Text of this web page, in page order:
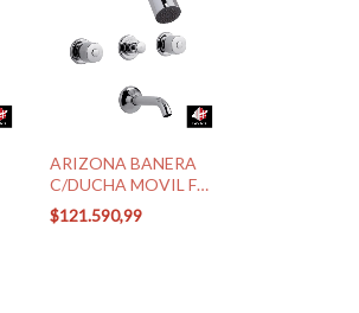
ARIZONA BANERA
C/DUCHA MOVIL FV
(0103/B1P CR)
$121.590,99